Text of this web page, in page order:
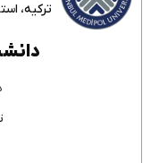
ترکیه،